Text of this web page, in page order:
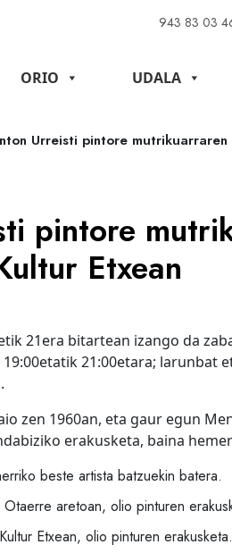
943 83 03
ORIO UDALA
Urreisti pintore
pintore
Etxean
21era bitartean izango da
21:00etara; larunbat
zen 1960an, eta gaur egun
erakusketa, baina
beste artista batzuekin batera.
aretoan, olio pinturen
Etxean, olio pinturen erakusketa.